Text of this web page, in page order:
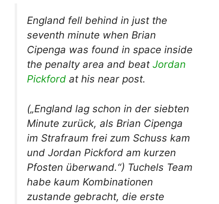
England fell behind in just the
seventh minute when Brian
Cipenga was found in space inside
the penalty area and beat Jordan
Pickford at his near post.
(„England lag schon in der siebten
Minute zurück, als Brian Cipenga
im Strafraum frei zum Schuss kam
und Jordan Pickford am kurzen
Pfosten überwand.“) Tuchels Team
habe kaum Kombinationen
zustande gebracht, die erste